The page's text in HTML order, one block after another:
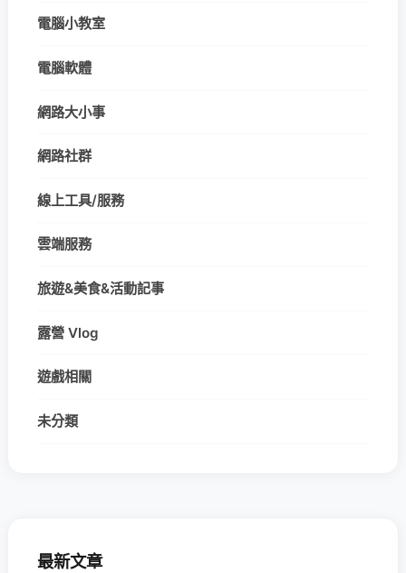
電腦小教室
電腦軟體
網路大小事
網路社群
線上工具/服務
雲端服務
旅遊&美食&活動記事
露營 Vlog
遊戲相關
未分類
最新文章